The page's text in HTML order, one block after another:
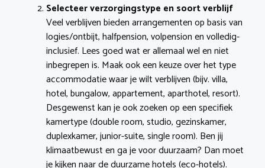
Selecteer verzorgingstype en soort verblijf
Veel verblijven bieden arrangementen op basis van
logies/ontbijt, halfpension, volpension en volledig-
inclusief. Lees goed wat er allemaal wel en niet
inbegrepen is. Maak ook een keuze over het type
accommodatie waar je wilt verblijven (bijv. villa,
hotel, bungalow, appartement, aparthotel, resort).
Desgewenst kan je ook zoeken op een specifiek
kamertype (double room, studio, gezinskamer,
duplexkamer, junior-suite, single room). Ben jij
klimaatbewust en ga je voor duurzaam? Dan moet